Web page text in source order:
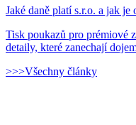
Jaké daně platí s.r.o. a jak je
Tisk poukazů pro prémiové
detaily, které zanechají
>>>Všechny články